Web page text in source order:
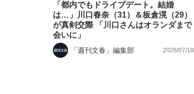
the Style
「都内でもドライブデート。結婚
は…」川口春奈（31）＆板倉滉（29）
が真剣交際 「川口さんはオランダまで
会いに」
「週刊文春」編集部 2026/07/18